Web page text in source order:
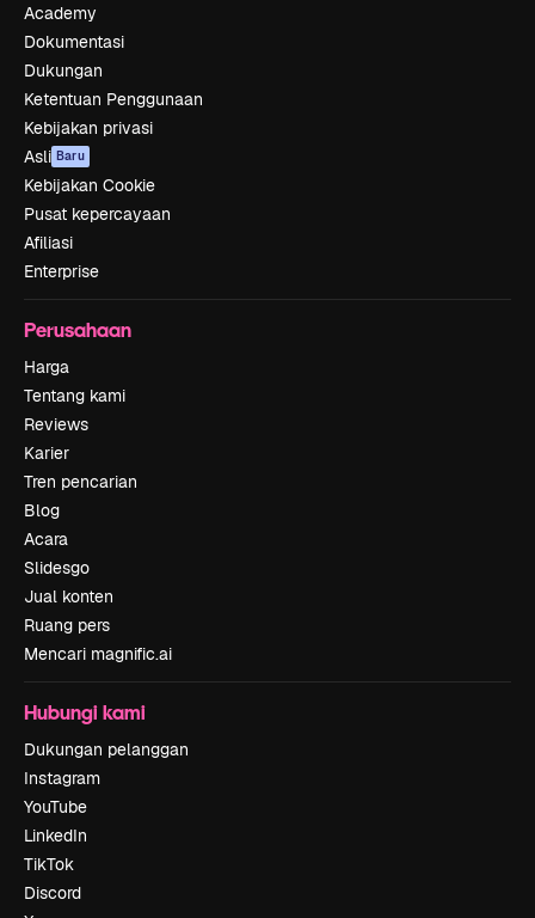
Academy
Dokumentasi
Dukungan
Ketentuan Penggunaan
Kebijakan privasi
Asli Baru
Kebijakan Cookie
Pusat kepercayaan
Afiliasi
Enterprise
Perusahaan
Harga
Tentang kami
Reviews
Karier
Tren pencarian
Blog
Acara
Slidesgo
Jual konten
Ruang pers
Mencari magnific.ai
Hubungi kami
Dukungan pelanggan
Instagram
YouTube
LinkedIn
TikTok
Discord